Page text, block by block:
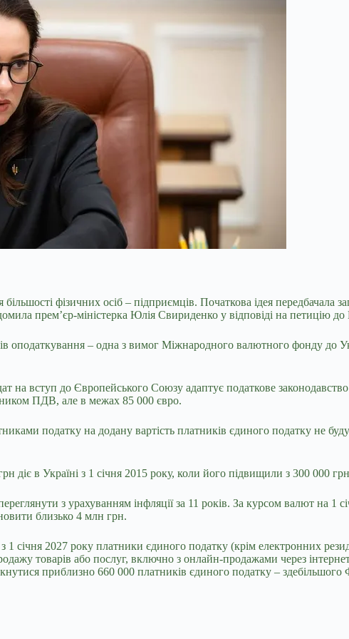
фізичних осіб – підприємців. Початкова ідея передбачала
прем’єр-міністерка Юлія Свириденко у відповіді на петицію до
– одна з вимог Міжнародного валютного фонду до
на вступ до Європейського Союзу адаптує податкове
ПДВ, але в межах 85 000 євро.
податку на додану вартість платників єдиного податку не
діє в Україні з 1 січня 2015 року, коли його підвищили з 300 000
з урахуванням інфляції за 11 років. За курсом валют на
близько 4 млн грн.
січня 2027 року платники єдиного податку (крім електронних
товарів або послуг, включно з онлайн-продажами через
приблизно 660 000 платників єдиного податку – здебільшого